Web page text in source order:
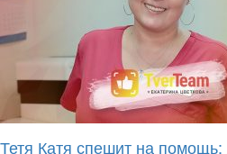
Тетя Катя спешит на помощь: